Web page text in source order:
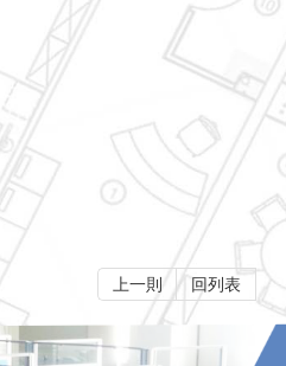
上一則 回列表